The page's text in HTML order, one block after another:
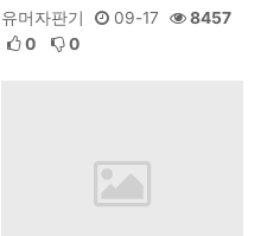
유머자판기 09-17
8457
0
0